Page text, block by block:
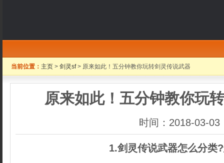
当前位置： 主页 > 剑灵sf> 原来如此！五分钟教你玩转剑灵传说武器
原来如此！五分钟教你玩
时间：2018-03-03
1.剑灵传说武器怎么分类